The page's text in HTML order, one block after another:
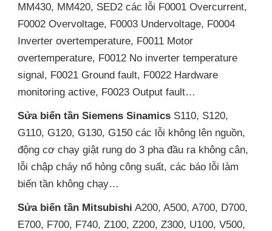
MM430, MM420, SED2 các lỗi F0001 Overcurrent,
F0002 Overvoltage, F0003 Undervoltage, F0004
Inverter overtemperature, F0011 Motor
overtemperature, F0012 No inverter temperature
signal, F0021 Ground fault, F0022 Hardware
monitoring active, F0023 Output fault…
Sửa biến tần Siemens Sinamics S110, S120,
G110, G120, G130, G150 các lỗi không lên nguồn,
động cơ chạy giật rung do 3 pha đầu ra không cân,
lỗi chập cháy nổ hỏng công suất, các báo lỗi làm
biến tần không chạy…
Sửa biến tần Mitsubishi A200, A500, A700, D700,
E700, F700, F740, Z100, Z200, Z300, U100, V500,